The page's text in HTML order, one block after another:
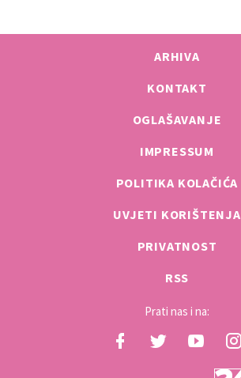
ARHIVA
KONTAKT
OGLAŠAVANJE
IMPRESSUM
POLITIKA KOLAČIĆA
UVJETI KORIŠTENJA
PRIVATNOST
RSS
Prati nas i na: